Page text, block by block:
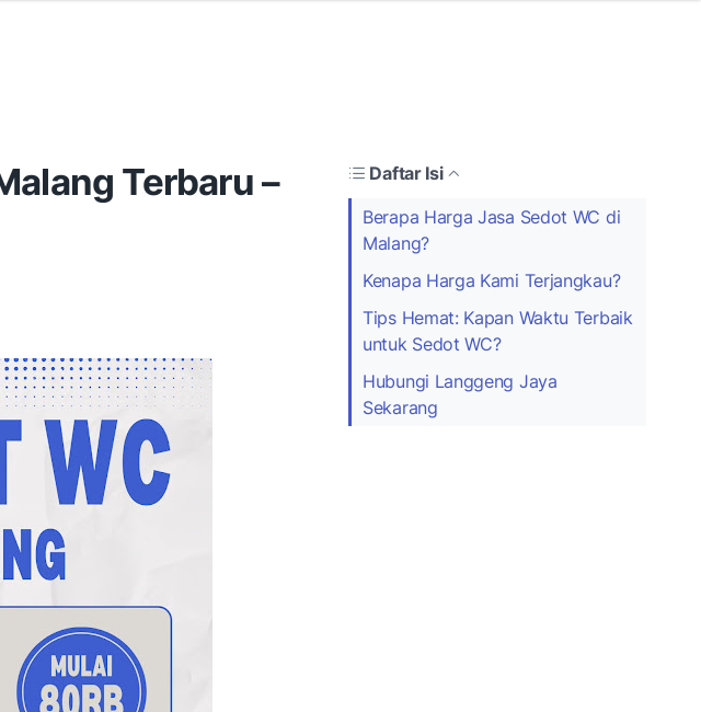
Terbaru –
Daftar Isi
Berapa Harga Jasa Sedot WC di
Malang?
Kenapa Harga Kami Terjangkau?
Tips Hemat: Kapan Waktu Terbaik
untuk Sedot WC?
Hubungi Langgeng Jaya
Sekarang